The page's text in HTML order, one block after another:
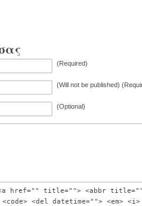
(Required)
(Will not be published)
(Optional)
href="" title=""> <abbr
<del datetime=""> <em>